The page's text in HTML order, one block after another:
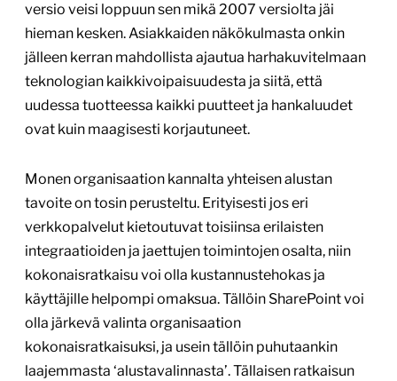
versio veisi loppuun sen mikä 2007 versiolta jäi
hieman kesken. Asiakkaiden näkökulmasta onkin
jälleen kerran mahdollista ajautua harhakuvitelmaan
teknologian kaikkivoipaisuudesta ja siitä, että
uudessa tuotteessa kaikki puutteet ja hankaluudet
ovat kuin maagisesti korjautuneet.
Monen organisaation kannalta yhteisen alustan
tavoite on tosin perusteltu. Erityisesti jos eri
verkkopalvelut kietoutuvat toisiinsa erilaisten
integraatioiden ja jaettujen toimintojen osalta, niin
kokonaisratkaisu voi olla kustannustehokas ja
käyttäjille helpompi omaksua. Tällöin SharePoint voi
olla järkevä valinta organisaation
kokonaisratkaisuksi, ja usein tällöin puhutaankin
laajemmasta ‘alustavalinnasta’. Tällaisen ratkaisun